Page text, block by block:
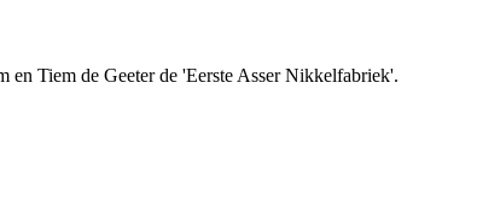
en Tiem de Geeter de 'Eerste Asser Nikkelfabriek'.